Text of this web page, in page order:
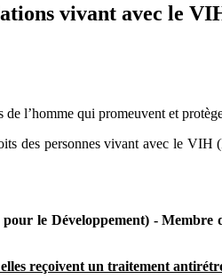
vivant avec le
l’homme qui promeuvent et
des personnes vivant avec le
le Développement) - Membre
reçoivent un traitement